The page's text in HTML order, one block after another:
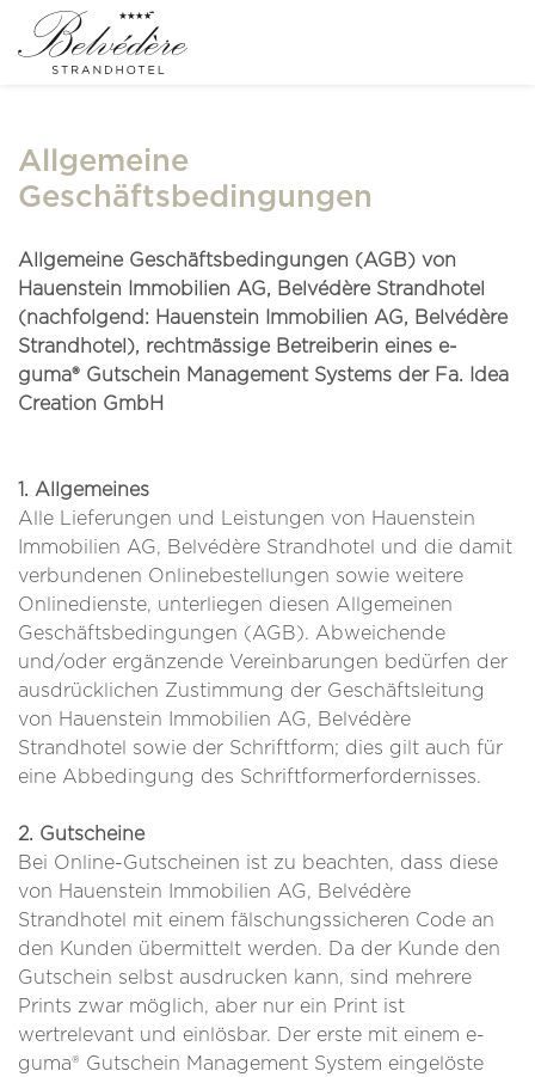
Allgemeine
Geschäftsbedingungen
Allgemeine Geschäftsbedingungen (AGB) von
Hauenstein Immobilien AG, Belvédère Strandhotel
(nachfolgend: Hauenstein Immobilien AG, Belvédère
Strandhotel), rechtmässige Betreiberin eines e-
guma® Gutschein Management Systems der Fa. Idea
Creation GmbH
1. Allgemeines
Alle Lieferungen und Leistungen von Hauenstein
Immobilien AG, Belvédère Strandhotel und die damit
verbundenen Onlinebestellungen sowie weitere
Onlinedienste, unterliegen diesen Allgemeinen
Geschäftsbedingungen (AGB). Abweichende
und/oder ergänzende Vereinbarungen bedürfen der
ausdrücklichen Zustimmung der Geschäftsleitung
von Hauenstein Immobilien AG, Belvédère
Strandhotel sowie der Schriftform; dies gilt auch für
eine Abbedingung des Schriftformerfordernisses.
2. Gutscheine
Bei Online-Gutscheinen ist zu beachten, dass diese
von Hauenstein Immobilien AG, Belvédère
Strandhotel mit einem fälschungssicheren Code an
den Kunden übermittelt werden. Da der Kunde den
Gutschein selbst ausdrucken kann, sind mehrere
Prints zwar möglich, aber nur ein Print ist
wertrelevant und einlösbar. Der erste mit einem e-
guma® Gutschein Management System eingelöste